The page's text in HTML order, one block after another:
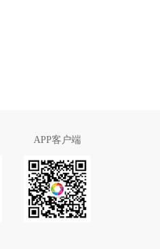
APP客户端